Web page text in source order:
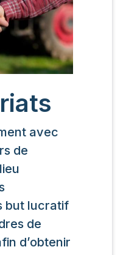
avec
de
but lucratif
de
d’obtenir